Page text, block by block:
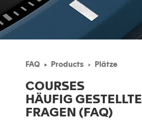
FAQ Products Plätze
COURSES
HÄUFIG GESTELLTE
FRAGEN (FAQ)